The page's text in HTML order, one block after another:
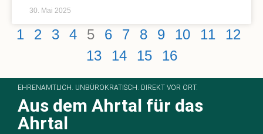
30. Mai 2025
1 2 3 4 5 6 7 8 9 10 11
12
13
14 15 16
EHRENAMTLICH. UNBÜROKRATISCH. DIREKT VOR ORT.
Aus dem Ahrtal für das
Ahrtal